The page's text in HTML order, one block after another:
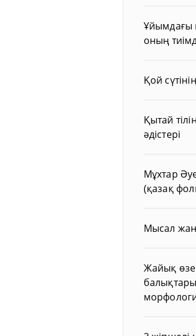
Ұйымдағы
оның
Қой
Қытай
әдістері
Мұхтар
(қазақ
Мысал
Жайық